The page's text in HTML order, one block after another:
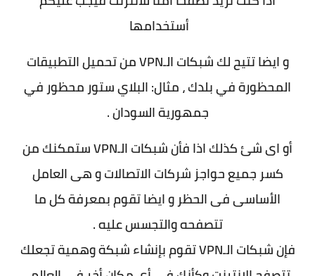
أستخدامها
و ايضا تتيح لك شبكات الـVPN من تحميل التطبيقات
المحظورة في بلدك ، مثال: البلاي ستور محظور في
جمهورية السودان .
أو اى شئ كذلك اذا فأن شبكات الـVPN ستمكنك من
كسر جميع حواجز شركات الاتصالات و هى العامل
الأساسى فى الحظر و ايضا تقوم بمعرفة كل ما
تتصفحه والتجسس عليه .
فإن شبكات الـVPN تقوم بإنشاء شبكة وهمية تجعلك